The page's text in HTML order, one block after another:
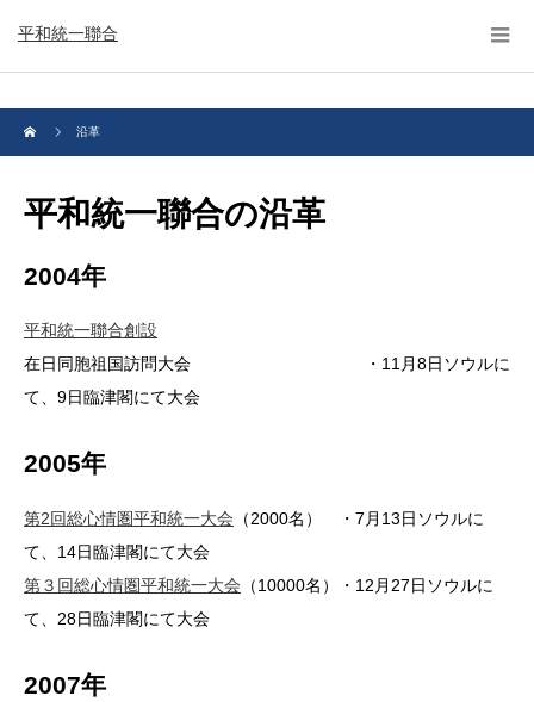
平和統一聯合
沿革
平和統一聯合の沿革
2004年
平和統一聯合創設
在日同胞祖国訪問大会 ・11月8日ソウルに
て、9日臨津閣にて大会
2005年
第2回総心情圏平和統一大会 （2000名） ・7月13日ソウルに
て、14日臨津閣にて大会
第３回総心情圏平和統一大会 （10000名）・12月27日ソウルに
て、28日臨津閣にて大会
2007年